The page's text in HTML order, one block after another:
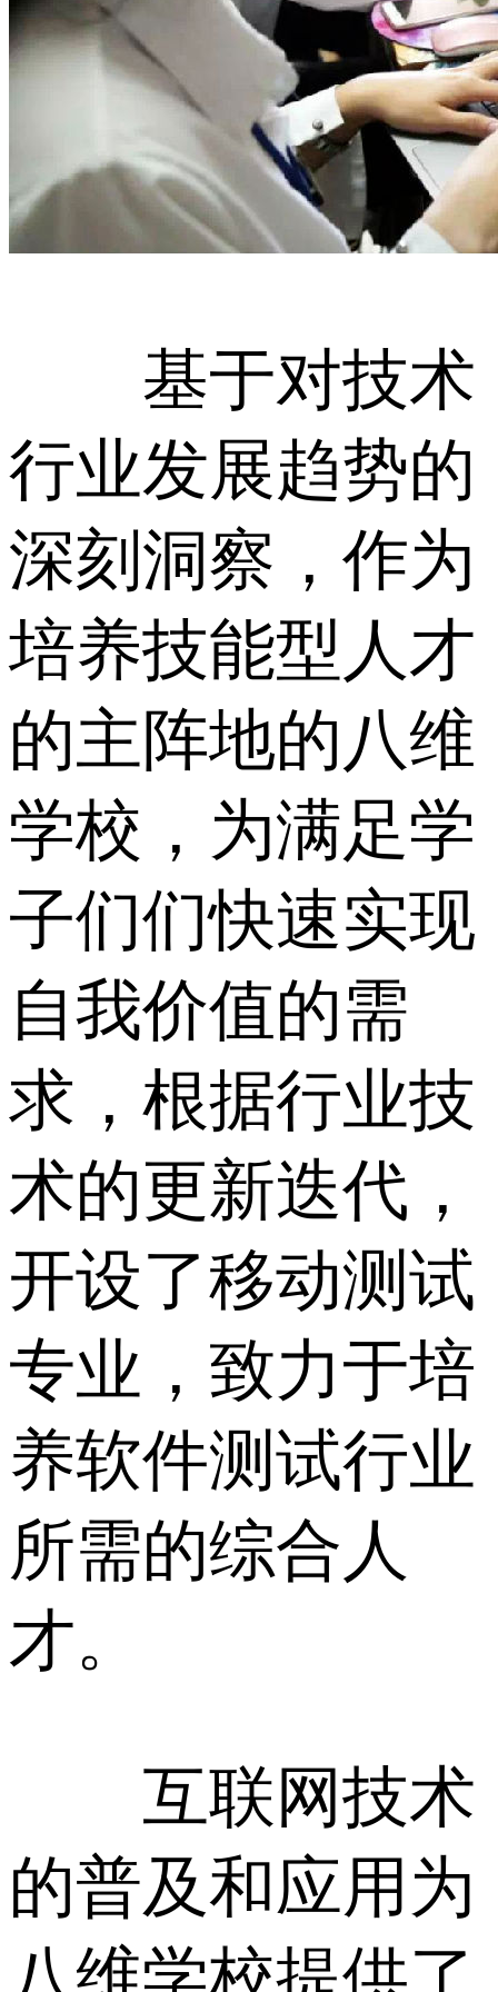
基于对技术
行业发展趋势的
深刻洞察，作为
培养技能型人才
的主阵地的八维
学校，为满足学
子们们快速实现
自我价值的需
求，根据行业技
术的更新迭代，
开设了移动测试
专业，致力于培
养软件测试行业
所需的综合人
才。
互联网技术
的普及和应用为